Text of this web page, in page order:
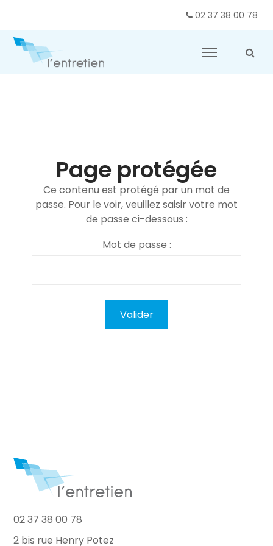
02 37 38 00 78
Page protégée
Ce contenu est protégé par un mot de
passe. Pour le voir, veuillez saisir votre mot
de passe ci-dessous :
Mot de passe :
02 37 38 00 78
2 bis rue Henry Potez